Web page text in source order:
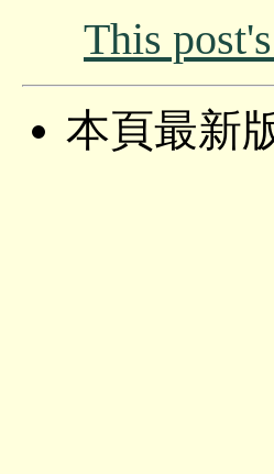
This
本頁最新